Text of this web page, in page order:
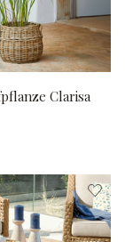
Clarisa